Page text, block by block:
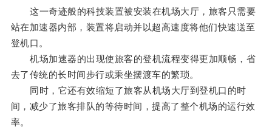
这一奇迹般的科技装置被安装在机场大厅，旅客只需要
站在加速器内部，装置将启动并以超高速度将他们快速送至
登机口。
机场加速器的出现使旅客的登机流程变得更加顺畅，省
去了传统的长时间步行或乘坐摆渡车的繁琐。
同时，它还有效缩短了旅客从机场大厅到登机口的时
间，减少了旅客排队的等待时间，提高了整个机场的运行效
率。